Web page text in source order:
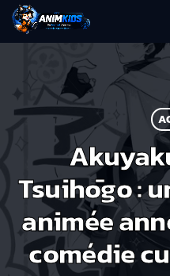
Tsuihōgo :
animée
comédie